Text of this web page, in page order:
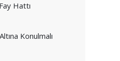
Hattı
Konulmalı